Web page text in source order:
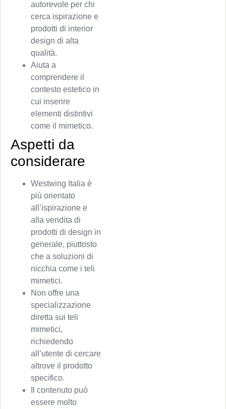
autorevole per chi
cerca ispirazione e
prodotti di interior
design di alta
qualità.
Aiuta a
comprendere il
contesto estetico in
cui inserire
elementi distintivi
come il mimetico.
Aspetti da
considerare
Westwing Italia è
più orientato
all’ispirazione e
alla vendita di
prodotti di design in
generale, piuttosto
che a soluzioni di
nicchia come i teli
mimetici.
Non offre una
specializzazione
diretta sui teli
mimetici,
richiedendo
all’utente di cercare
altrove il prodotto
specifico.
Il contenuto può
essere molto